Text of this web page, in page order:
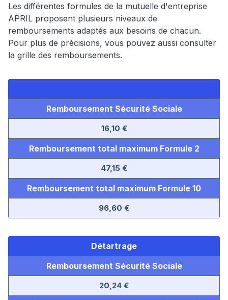
Les différentes formules de la mutuelle d'entreprise
APRIL proposent plusieurs niveaux de
remboursements adaptés aux besoins de chacun.
Pour plus de précisions, vous pouvez aussi consulter
la grille des remboursements.
Remboursement Sécurité Sociale
16,10 €
Remboursement total maximum Formule 2
47,15 €
Remboursement total maximum Formule 10
96,60 €
Détartrage
Remboursement Sécurité Sociale
20,24 €